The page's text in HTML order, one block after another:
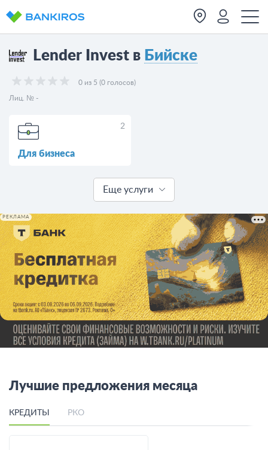
Lender Invest в Бийске
0 из 5 (0 голосов)
Лиц. № -
2
Для бизнеса
Еще услуги
РЕКЛАМА
Лучшие предложения месяца
КРЕДИТЫ РКО